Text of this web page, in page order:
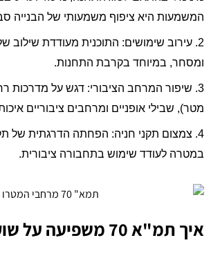
המשמעות היא ציפוף משמעותי של הבנייה
2. עירוב שימושים: התוכנית מעודדת שילוב
ומסחר, במיוחד בקרבת התחנות.
מטר), שבילי אופניים ומרחבים ציבוריים
4. צמצום תקני חניה: הפחתה הדרגתית של
במטרה לעודד שימוש בתחבורה ציבורית.
איך תמ"א 70 משפיעה על שוק הנדל"ן?